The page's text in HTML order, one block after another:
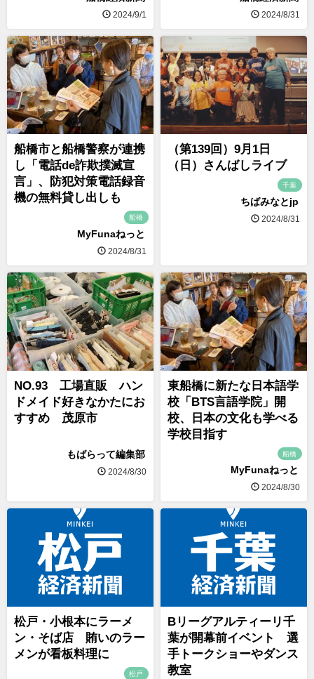
2024/9/1 2024/8/31
船橋市と船橋警察が連携
し「電話de詐欺撲滅宣
言」、防犯対策電話録音
機の無料貸し出しも
船橋
MyFunaねっと
2024/8/31
（第139回）9月1日
（日）さんばしライブ
千葉
ちばみなとjp
2024/8/31
NO.93 工場直販 ハン
ドメイド好きなかたにお
すすめ 茂原市
もばらって編集部
2024/8/30
東船橋に新たな日本語学
校「BTS言語学院」開
校、日本の文化も学べる
学校目指す
船橋
MyFunaねっと
2024/8/30
松戸・小根本にラーメ
ン・そば店 賄いのラー
メンが看板料理に
松戸
Bリーグアルティーリ千
葉が開幕前イベント 選
手トークショーやダンス
教室